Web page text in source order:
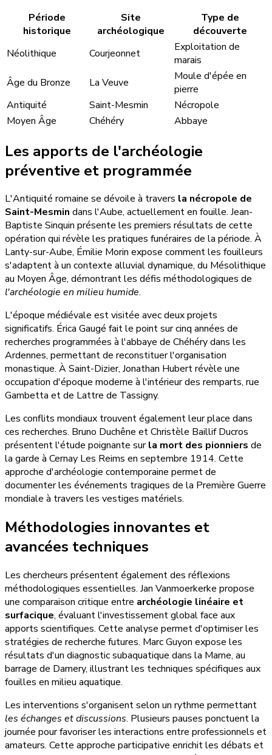
Période
historique
Site
archéologique
Type de
découverte
Néolithique
Courjeonnet
Exploitation de
marais
Âge du Bronze
La Veuve
Moule d'épée en
pierre
Antiquité
Saint-Mesmin
Nécropole
Moyen Âge
Chéhéry Abbaye
Les apports de l'archéologie
préventive et programmée
L'Antiquité romaine se dévoile à travers la nécropole de
Saint-Mesmin dans l'Aube, actuellement en fouille. Jean-
Baptiste Sinquin présente les premiers résultats de cette
opération qui révèle les pratiques funéraires de la période. À
Lanty-sur-Aube, Émilie Morin expose comment les fouilleurs
s'adaptent à un contexte alluvial dynamique, du Mésolithique
au Moyen Âge, démontrant les défis méthodologiques de
l'archéologie en milieu humide.
L'époque médiévale est visitée avec deux projets
significatifs. Érica Gaugé fait le point sur cinq années de
recherches programmées à l'abbaye de Chéhéry dans les
Ardennes, permettant de reconstituer l'organisation
monastique. À Saint-Dizier, Jonathan Hubert révèle une
occupation d'époque moderne à l'intérieur des remparts, rue
Gambetta et de Lattre de Tassigny.
Les conflits mondiaux trouvent également leur place dans
ces recherches. Bruno Duchêne et Christèle Baillif Ducros
présentent l'étude poignante surla mort des pionniers de
la garde à Cernay Les Reims en septembre 1914. Cette
approche d'archéologie contemporaine permet de
documenter les événements tragiques de la Première Guerre
mondiale à travers les vestiges matériels.
Méthodologies innovantes et
avancées techniques
Les chercheurs présentent également des réflexions
méthodologiques essentielles. Jan Vanmoerkerke propose
une comparaison critique entre archéologie linéaire et
surfacique, évaluant l'investissement global face aux
apports scientifiques. Cette analyse permet d'optimiser les
stratégies de recherche futures. Marc Guyon expose les
résultats d'un diagnostic subaquatique dans la Marne, au
barrage de Damery, illustrant les techniques spécifiques aux
fouilles en milieu aquatique.
Les interventions s'organisent selon un rythme permettant
les échanges et discussions. Plusieurs pauses ponctuent la
journée pour favoriser les interactions entre professionnels et
amateurs. Cette approche participative enrichit les débats et